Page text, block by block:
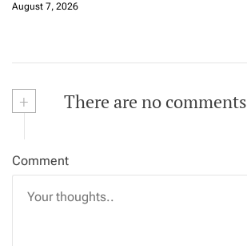
August 7, 2026
+ There are no comments
Comment